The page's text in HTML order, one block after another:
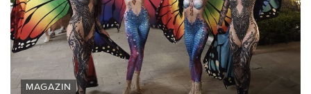
MAGAZIN